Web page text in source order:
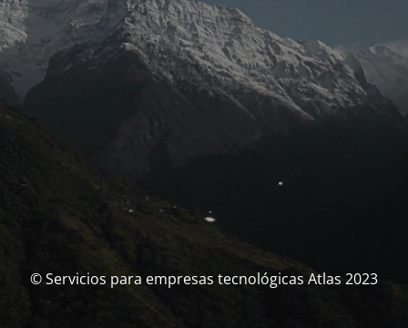
© Servicios para empresas tecnológicas Atlas 2023